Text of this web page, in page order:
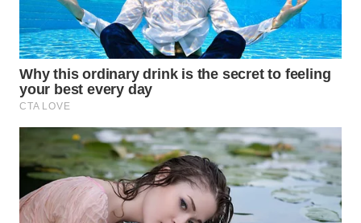
CO ID
WAHANANEWS
NET
WAHANA
SPORT
WAHANA
UMKM